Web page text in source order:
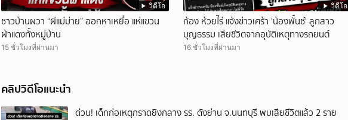
วิดีโอ
ชาวบ้านผวา “ผีแม่ม่าย” ออกหาเหยื่อ แห่แขวน
ผ้าแดงทั้งหมู่บ้าน
15 ชั่วโมงที่ผ่านมา
วิดีโอ
ก้อง ห้วยไร่ แจ้งข่าวเศร้า 'น้องพั้นช์' ลูกสาว
บุญธรรม เสียชีวิตจากอุบัติเหตุทางรถยนต์
16 ชั่วโมงที่ผ่านมา
คลิปวิดีโอแนะนำ
ด่วน! เด็กก่อเหตุกราดยิงกลาง รร. ดังย่าน จ.นนทบุรี พบเสียชีวิตแล้ว 2 ราย